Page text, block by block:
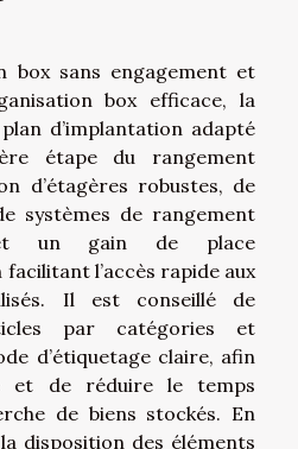
box sans engagement et
box efficace, la
d’implantation adapté
étape du rangement
d’étagères robustes, de
systèmes de rangement
un gain de place
l’accès rapide aux
Il est conseillé de
par catégories et
d’étiquetage claire, afin
et de réduire le temps
de biens stockés. En
disposition des éléments